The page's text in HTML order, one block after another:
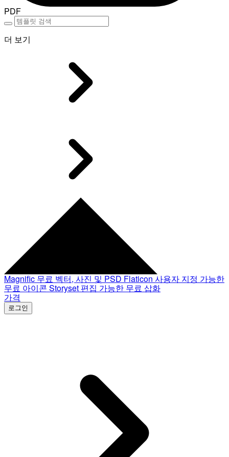
PDF
더 보기
Magnific 무료 벡터, 사진 및 PSD Flaticon 사용자 지정 가능한
무료 아이콘 Storyset 편집 가능한 무료 삽화
가격
로그인